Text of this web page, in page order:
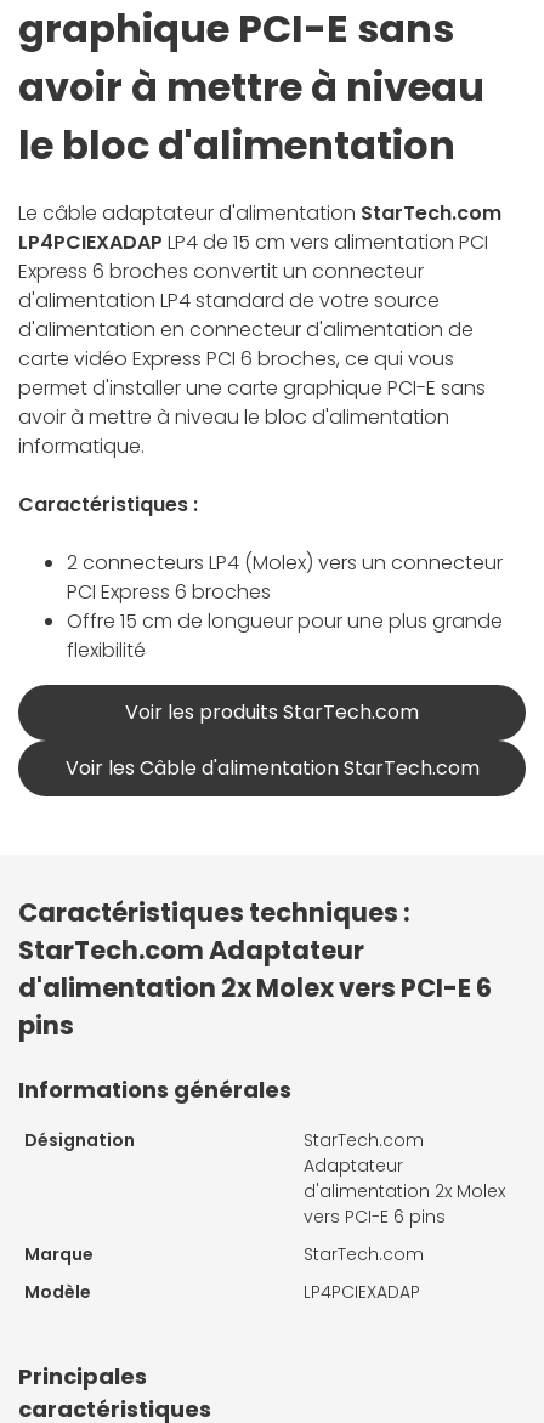
graphique PCI-E sans
avoir à mettre à niveau
le bloc d'alimentation
Le câble adaptateur d'alimentation StarTech.com
LP4PCIEXADAP LP4 de 15 cm vers alimentation PCI
Express 6 broches convertit un connecteur
d'alimentation LP4 standard de votre source
d'alimentation en connecteur d'alimentation de
carte vidéo Express PCI 6 broches, ce qui vous
permet d'installer une carte graphique PCI-E sans
avoir à mettre à niveau le bloc d'alimentation
informatique.
Caractéristiques :
2 connecteurs LP4 (Molex) vers un connecteur
PCI Express 6 broches
Offre 15 cm de longueur pour une plus grande
flexibilité
Voir les produits StarTech.com
Voir les Câble d'alimentation StarTech.com
Caractéristiques techniques :
StarTech.com Adaptateur
d'alimentation 2x Molex vers PCI-E 6
pins
Informations générales
Désignation
StarTech.com
Adaptateur
d'alimentation 2x Molex
vers PCI-E 6 pins
Marque
StarTech.com
Modèle
LP4PCIEXADAP
Principales
caractéristiques